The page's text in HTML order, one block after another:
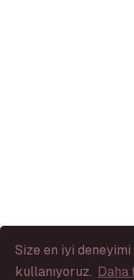
Size en iyi
kullanıyoruz. Daha